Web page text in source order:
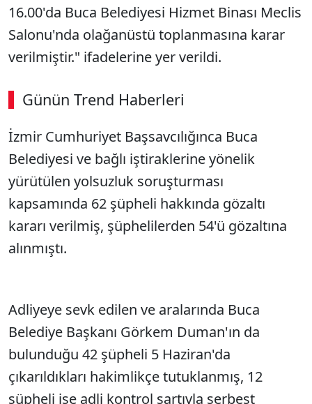
16.00'da Buca Belediyesi Hizmet Binası Meclis
Salonu'nda olağanüstü toplanmasına karar
verilmiştir." ifadelerine yer verildi.
Günün Trend Haberleri
İzmir Cumhuriyet Başsavcılığınca Buca
Belediyesi ve bağlı iştiraklerine yönelik
yürütülen yolsuzluk soruşturması
kapsamında 62 şüpheli hakkında gözaltı
kararı verilmiş, şüphelilerden 54'ü gözaltına
alınmıştı.
Adliyeye sevk edilen ve aralarında Buca
Belediye Başkanı Görkem Duman'ın da
bulunduğu 42 şüpheli 5 Haziran'da
çıkarıldıkları hakimlikçe tutuklanmış, 12
şüpheli ise adli kontrol şartıyla serbest